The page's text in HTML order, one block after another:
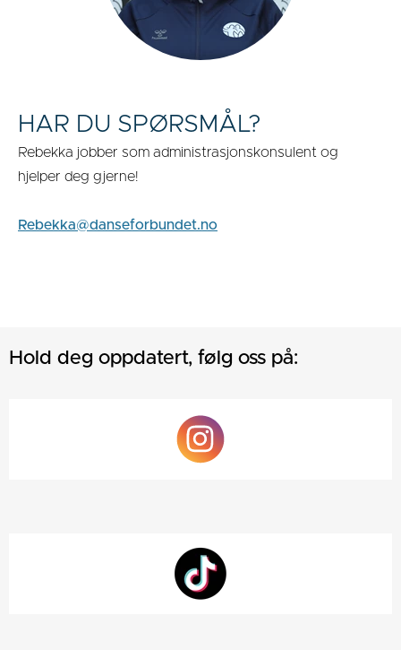
HAR DU SPØRSMÅL?
Rebekka jobber som administrasjonskonsulent og
hjelper deg gjerne!
Rebekka@danseforbundet.no
Hold deg oppdatert, følg oss på: